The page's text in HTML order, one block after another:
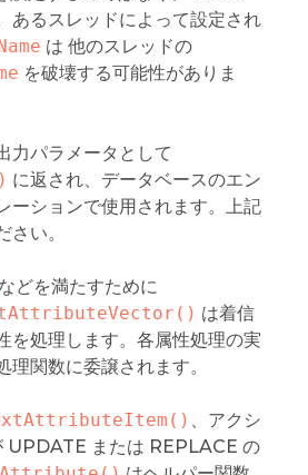
あるスレッドによって設定され
は 他のスレッドの
を破壊する可能性がありま
力パラメータとして
に返され、データベースのエン
ーションで使用されます。上記
い。
などを満たすために
は着信
を処理します。各属性処理の実
理関数に委譲されます。
、アクシ
UPDATE または REPLACE の